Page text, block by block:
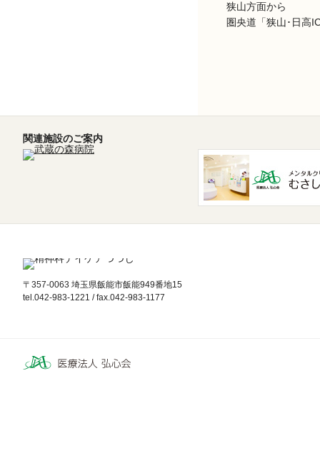
狭山方面から
圏央道「狭山･日高
関連施設のご案内
〒357-0063 埼玉県飯能市飯能949番地15
tel.042-983-1221 / fax.042-983-1177